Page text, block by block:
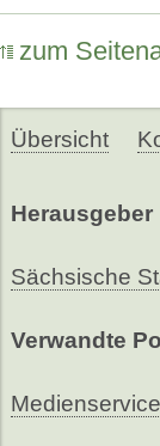
zum
Übersicht
Herausgeber
Sächsische
Verwandte
Medienservice